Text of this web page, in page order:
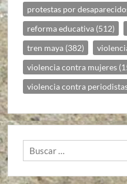
protestas por
reforma educativa (512)
tren maya (382)
violencia contra mujeres
violencia contra